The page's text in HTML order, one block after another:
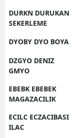
DURKN DURUKAN
SEKERLEME
DYOBY DYO BOYA
DZGYO DENIZ
GMYO
EBEBK EBEBEK
MAGAZACILIK
ECILC ECZACIBASI
ILAC